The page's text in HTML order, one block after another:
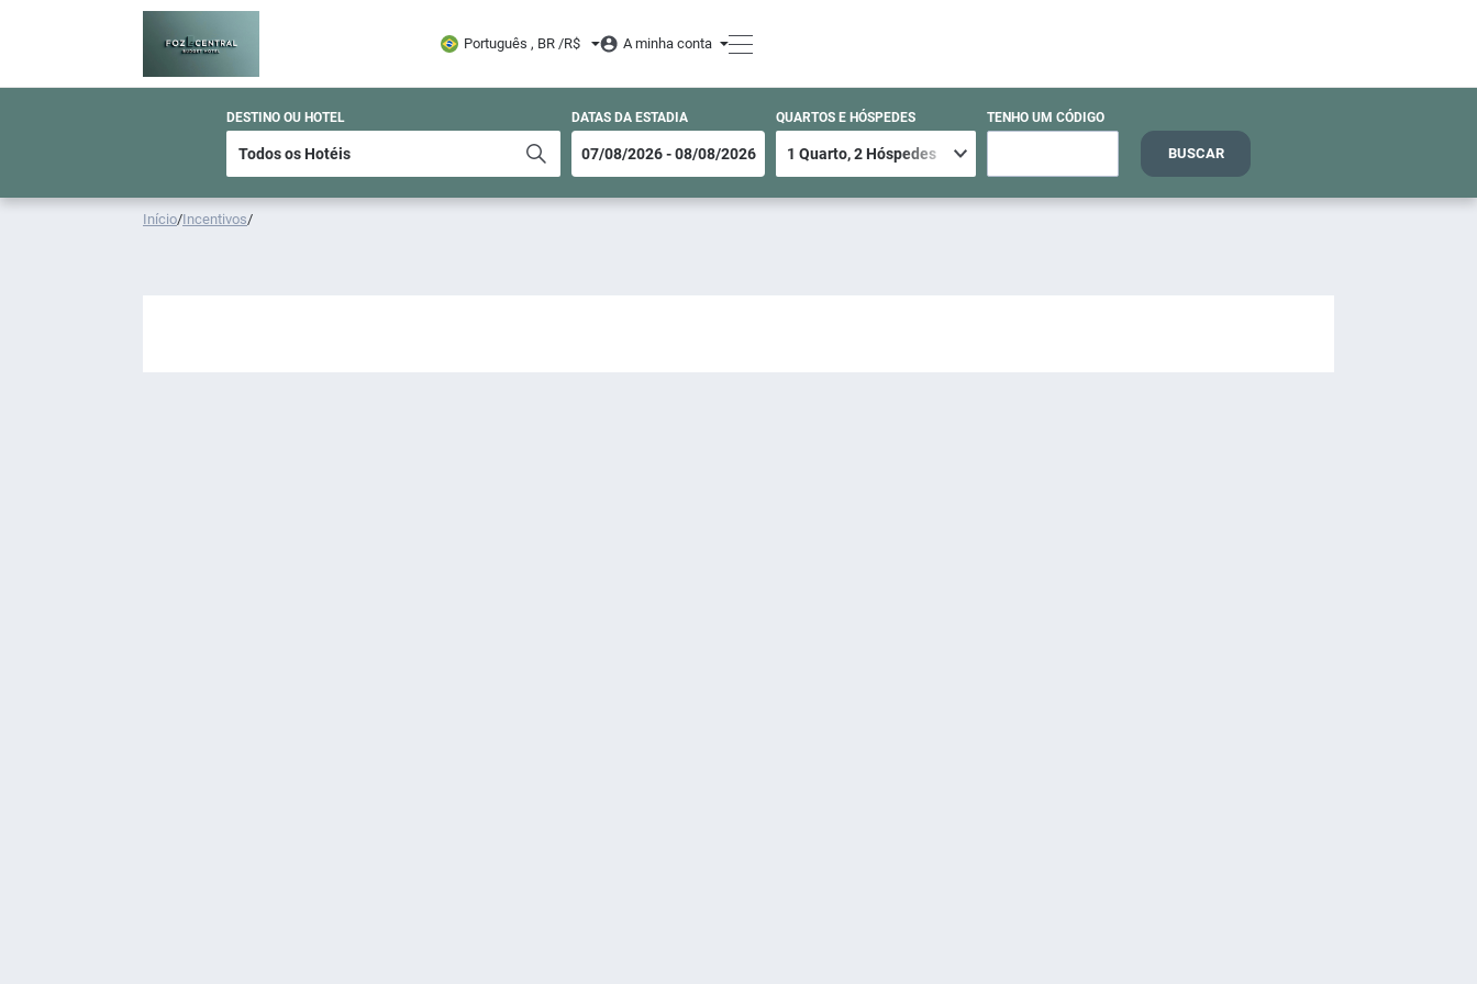
Português , BR /R$ A minha conta
DESTINO OU HOTEL DATAS DA ESTADIA QUARTOS E HÓSPEDES TENHO UM CÓDIGO
BUSCAR
Início/Incentivos/